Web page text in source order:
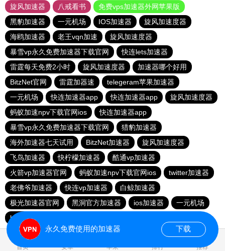
旋风加速器
八戒看书
免费vps加速器外网苹果版
黑豹加速器
一元机场 IOS加速器
旋风加速度器
海鸥加速器
老王vqn加速
旋风加速度器
暴雪vp永久免费加速器下载官网
快连lets加速器
雷霆每天免费2小时
旋风加速度器
加速器哪个好用
BitzNet官网
雷霆加器速
telegeram苹果加速器
一元机场
快连加速器app 快连加速器app
旋风加速度器
蚂蚁加速npv下载官网ios
快连加速器app
暴雪vp永久免费加速器下载官网
猎豹加速器
海外加速器七天试用
BitzNet加速器
旋风加速度器
飞鸟加速器
快柠檬加速器
酷通vp加速器
火箭vp加速器官网
蚂蚁加速npv下载官网ios
twitter加速器
老佛爷加速器
快连vp加速器
白鲸加速器
极光加速器官网
黑洞官方加速器 ios加速器
一元机场
hammer加速器
首页 安卓 苹果 排行 推荐
永久免费使用的加速器 下载
0.110796s